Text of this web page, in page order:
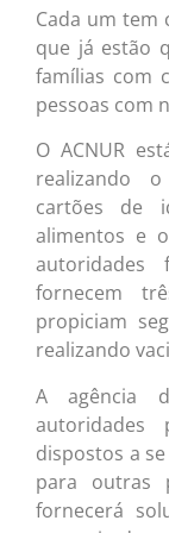
Cada um tem
que já estão
famílias com
pessoas com
O ACNUR
realizando
cartões de
alimentos e
fornecem
propiciam
realizando
A agência
autoridades
dispostos a
para outras
fornecerá